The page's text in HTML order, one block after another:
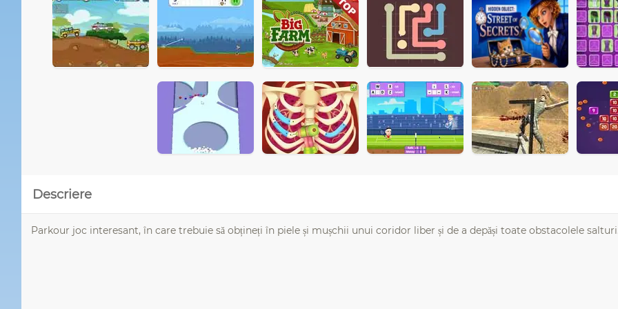
Descriere
Parkour joc interesant, în care trebuie să obțineți în piele și mușchii unui coridor liber și de a depăși toate obstacolele